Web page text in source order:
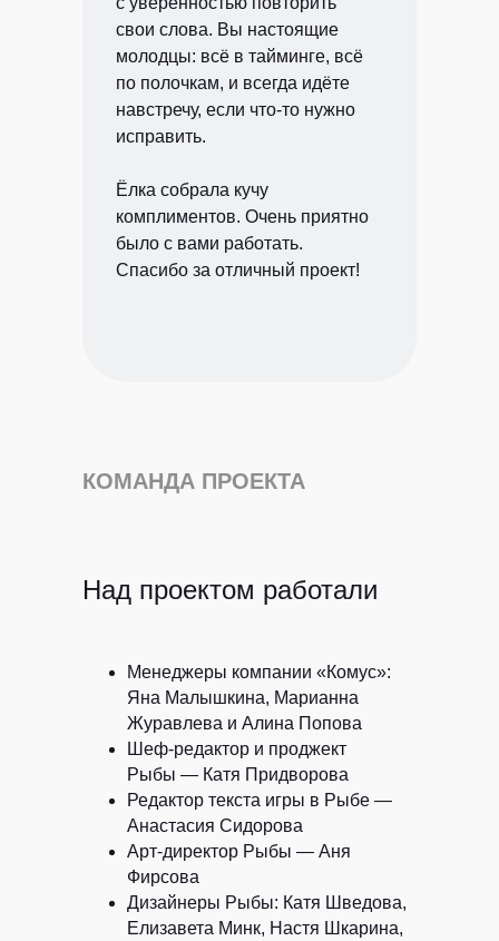
свои слова. Вы настоящие
молодцы: всё в тайминге, всё
по полочкам, и всегда идёте
навстречу, если что-то нужно
исправить.
Ёлка собрала кучу
комплиментов. Очень приятно
было с вами работать.
Спасибо за отличный проект!
КОМАНДА ПРОЕКТА
Над проектом работали
Менеджеры компании «Комус»:
Яна Малышкина, Марианна
Журавлева и Алина Попова
Шеф-редактор и проджект
Рыбы — Катя Придворова
Редактор текста игры в Рыбе —
Анастасия Сидорова
Арт-директор Рыбы — Аня
Фирсова
Дизайнеры Рыбы: Катя Шведова,
Елизавета Минк, Настя Шкарина,